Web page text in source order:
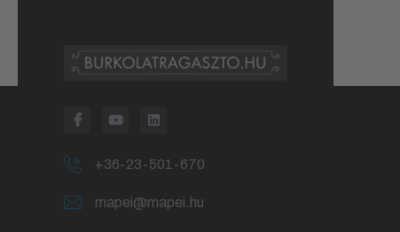
+36-23-501-670
mapei@mapei.hu